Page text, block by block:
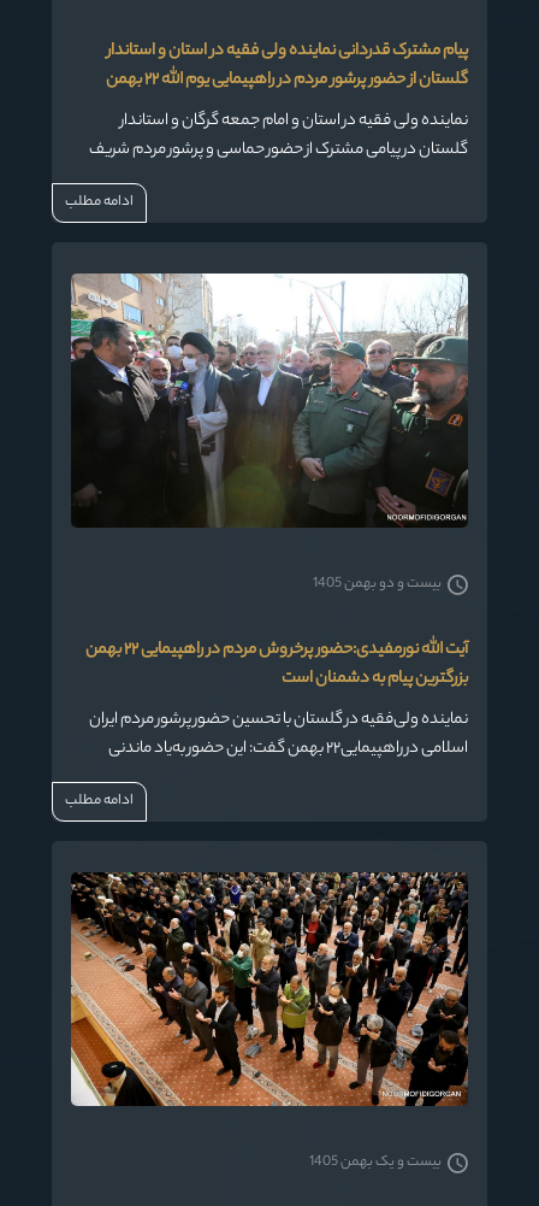
پیام مشترک قدردانی نماینده ولی فقیه در استان و استاندار
گلستان از حضور پرشور مردم در راهپیمایی یوم الله ۲۲ بهمن
نماینده ولی فقیه در استان و امام جمعه گرگان و استاندار
گلستان در پیامی مشترک از حضور حماسی و پرشور مردم شریف
استان گلستان اعم از شیعه و سنی در راهپیمایی یوم الله ۲۲
بهمن سالروز پیروزی انقلاب شکوهمند اسلامی ایران قدردانی
ادامه مطلب
آیت الله نورمفیدی:حضور پرخروش مردم در راهپیمایی ۲۲ بهمن
بزرگترین پیام به دشمنان است
نماینده ولی‌فقیه در گلستان با تحسین حضور پرشور مردم ایران
اسلامی در راهپیمایی۲۲ بهمن گفت: این حضور به‌یاد ماندنی
بزرگترین پیام به دشمنان نظام و انقلاب و مشت محکمی بر
بیست و دو بهمن 1405
ادامه مطلب
بیست و یک بهمن 1405